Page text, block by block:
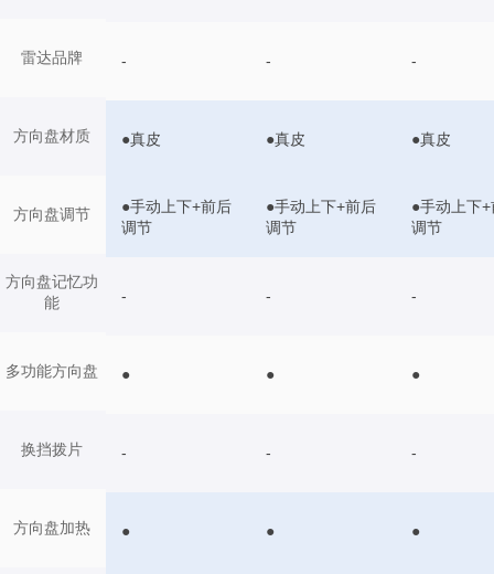
雷达品牌
方向盘材质
方向盘调节
方向盘记忆功
能
多功能方向盘
换挡拨片
方向盘加热
- - -
●真皮 ●真皮 ●真皮
●手动上下+前后
调节
●手动上下+前后
调节
●手动上下
调节
- - -
● ● ●
- - -
● ● ●